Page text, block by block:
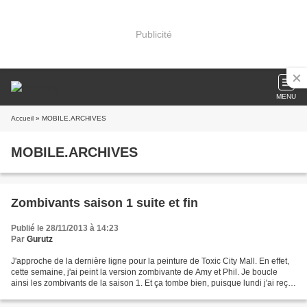
Publicité
MENU
Accueil » MOBILE.ARCHIVES
MOBILE.ARCHIVES
Zombivants saison 1 suite et fin
Publié le 28/11/2013 à 14:23
Par Gurutz
J'approche de la dernière ligne pour la peinture de Toxic City Mall. En effet,
cette semaine, j'ai peint la version zombivante de Amy et Phil. Je boucle
ainsi les zombivants de la saison 1. Et ça tombe bien, puisque lundi j'ai reçu